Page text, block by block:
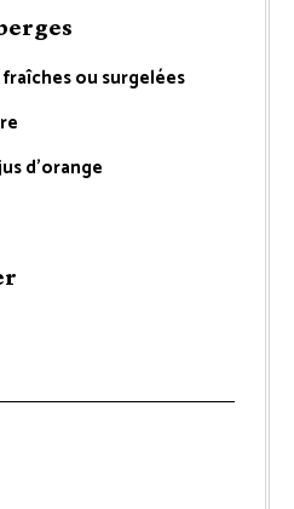
ou surgelées
d’orange